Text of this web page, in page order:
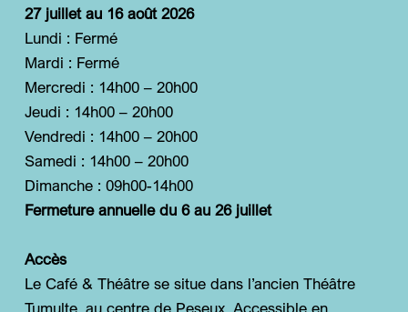
27 juillet au 16 août 2026
Lundi : Fermé
Mardi : Fermé
Mercredi : 14h00 – 20h00
Jeudi : 14h00 – 20h00
Vendredi : 14h00 – 20h00
Samedi : 14h00 – 20h00
Dimanche : 09h00-14h00
Fermeture annuelle du 6 au 26 juillet
Accès
Le Café & Théâtre se situe dans l’ancien Théâtre